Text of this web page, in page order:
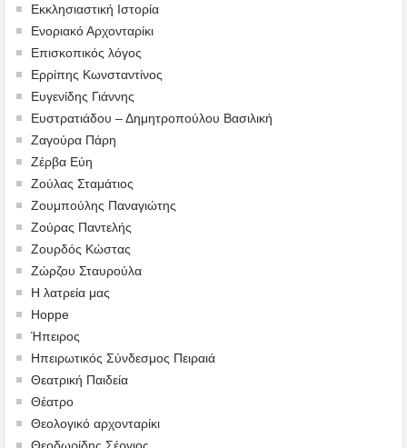
Εκκλησιαστική Ιστορία
Ενοριακό Αρχονταρίκι
Επισκοπικός λόγος
Ερρίπης Κωνσταντίνος
Ευγενίδης Γιάννης
Ευστρατιάδου – Δημητροπούλου Βασιλική
Ζαγούρα Πάρη
Ζέρβα Εύη
Ζούλας Σταμάτιος
Ζουμπούλης Παναγιώτης
Ζούρας Παντελής
Ζουρδός Κώστας
Ζώρζου Σταυρούλα
Η λατρεία μας
Hoppe
Ήπειρος
Ηπειρωτικός Σύνδεσμος Πειραιά
Θεατρική Παιδεία
Θέατρο
Θεολογικό αρχονταρίκι
Θεοδωρίδης Σέργιος